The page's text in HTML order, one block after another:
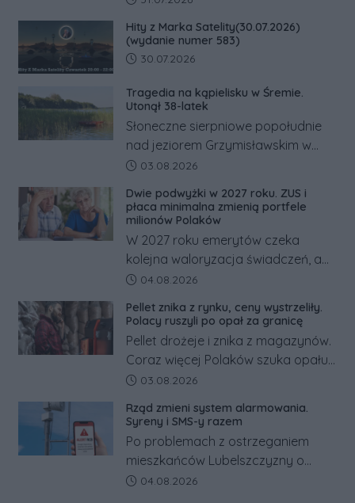
zachodem.
Hity z Marka Satelity(30.07.2026)
(wydanie numer 583)
Data dodania artykułu:
30.07.2026
Tragedia na kąpielisku w Śremie.
Utonął 38-latek
Słoneczne sierpniowe popołudnie
nad jeziorem Grzymisławskim w
powiecie śremskim zakończyło się
odwrócić nawet natychmiastowe
działania służb ratunkowych.
Data dodania artykułu:
03.08.2026
Dwie podwyżki w 2027 roku. ZUS i
płaca minimalna zmienią portfele
milionów Polaków
W 2027 roku emerytów czeka
kolejna waloryzacja świadczeń, a
pracowników podwyżka płacy
tym zmianom zyskają.
Data dodania artykułu:
04.08.2026
Pellet znika z rynku, ceny wystrzeliły.
Polacy ruszyli po opał za granicę
Pellet drożeje i znika z magazynów.
Coraz więcej Polaków szuka opału
za granicą, gdzie bywa nawet
Co się dzieje?
Data dodania artykułu:
03.08.2026
Rząd zmieni system alarmowania.
Syreny i SMS-y razem
Po problemach z ostrzeganiem
mieszkańców Lubelszczyzny o
rosyjskim zagrożeniu rząd
Data dodania artykułu:
04.08.2026